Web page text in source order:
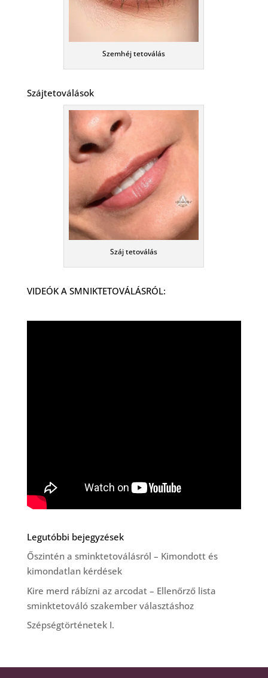
Szemhéj tetoválás
Szájtetoválások
Száj tetoválás
VIDEÓK A SMNIKTETOVÁLÁSRÓL:
Legutóbbi bejegyzések
Őszintén a sminktetoválásról – Kimondott és
kimondatlan kérdések
Kire merd rábízni az arcodat – Ellenőrző lista
sminktetováló szakember választáshoz
Szépségtörténetek I.